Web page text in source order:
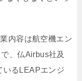
内容は航空機エン
、仏Airbus社及
いるLEAPエンジ